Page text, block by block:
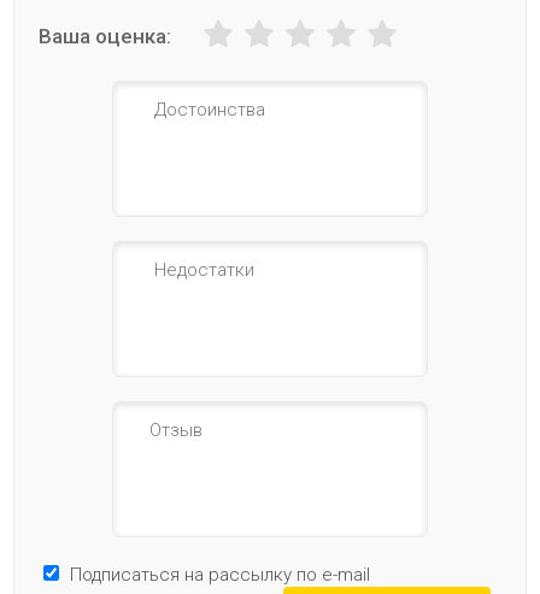
Ваша оценка:
Подписаться на рассылку по e-mail